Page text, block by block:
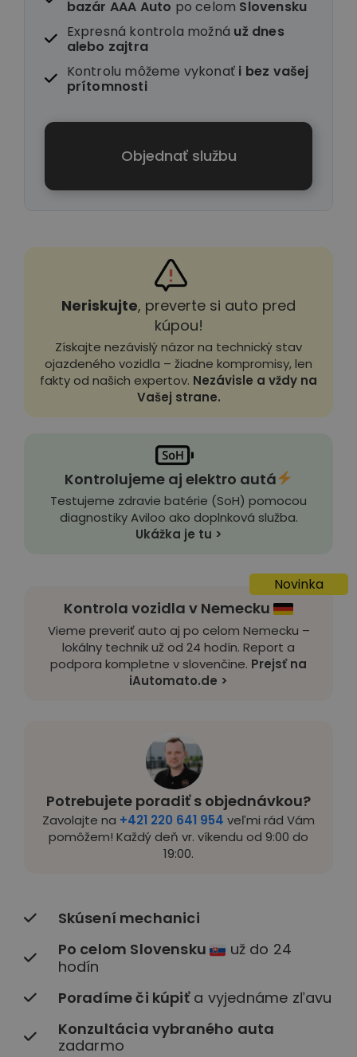
Potrebujete poradiť s objednávkou?
Zavolajte na +421 220 641 954 veľmi rád Vám
pomôžem! Každý deň vr. víkendu od 9:00 do
19:00.
Skúsení mechanici
Po celom Slovensku
už do 24
hodín
Poradíme či kúpiťa vyjednáme zľavu
Konzultácia vybraného auta
zadarmo
bazár AAA Auto po celom Slovensku
Expresná kontrola možná už dnes
alebo zajtra
Kontrolu môžeme vykonať i bez vašej
prítomnosti
Objednať službu
Neriskujte, preverte si auto pred
kúpou!
Získajte nezávislý názor na technický stav
ojazdeného vozidla – žiadne kompromisy, len
fakty od našich expertov. Nezávisle a vždy na
Vašej strane.
Kontrolujeme aj elektro autá
Testujeme zdravie batérie (SoH) pomocou
diagnostiky Aviloo ako doplnková služba.
Ukážka je tu >
Novinka
Kontrola vozidla v Nemecku
Vieme preveriť auto aj po celom Nemecku –
lokálny technik už od 24 hodín. Report a
podpora kompletne v slovenčine. Prejsť na
iAutomato.de >